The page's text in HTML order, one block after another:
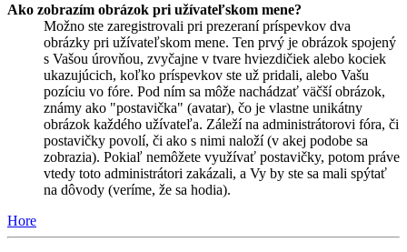
Ako zobrazím obrázok pri užívateľskom mene?
Možno ste zaregistrovali pri prezeraní príspevkov dva
obrázky pri užívateľskom mene. Ten prvý je obrázok spojený
s Vašou úrovňou, zvyčajne v tvare hviezdičiek alebo kociek
ukazujúcich, koľko príspevkov ste už pridali, alebo Vašu
pozíciu vo fóre. Pod ním sa môže nachádzať väčší obrázok,
známy ako "postavička" (avatar), čo je vlastne unikátny
obrázok každého užívateľa. Záleží na administrátorovi fóra, či
postavičky povolí, či ako s nimi naloží (v akej podobe sa
zobrazia). Pokiaľ nemôžete využívať postavičky, potom práve
vtedy toto administrátori zakázali, a Vy by ste sa mali spýtať
na dôvody (veríme, že sa hodia).
Hore